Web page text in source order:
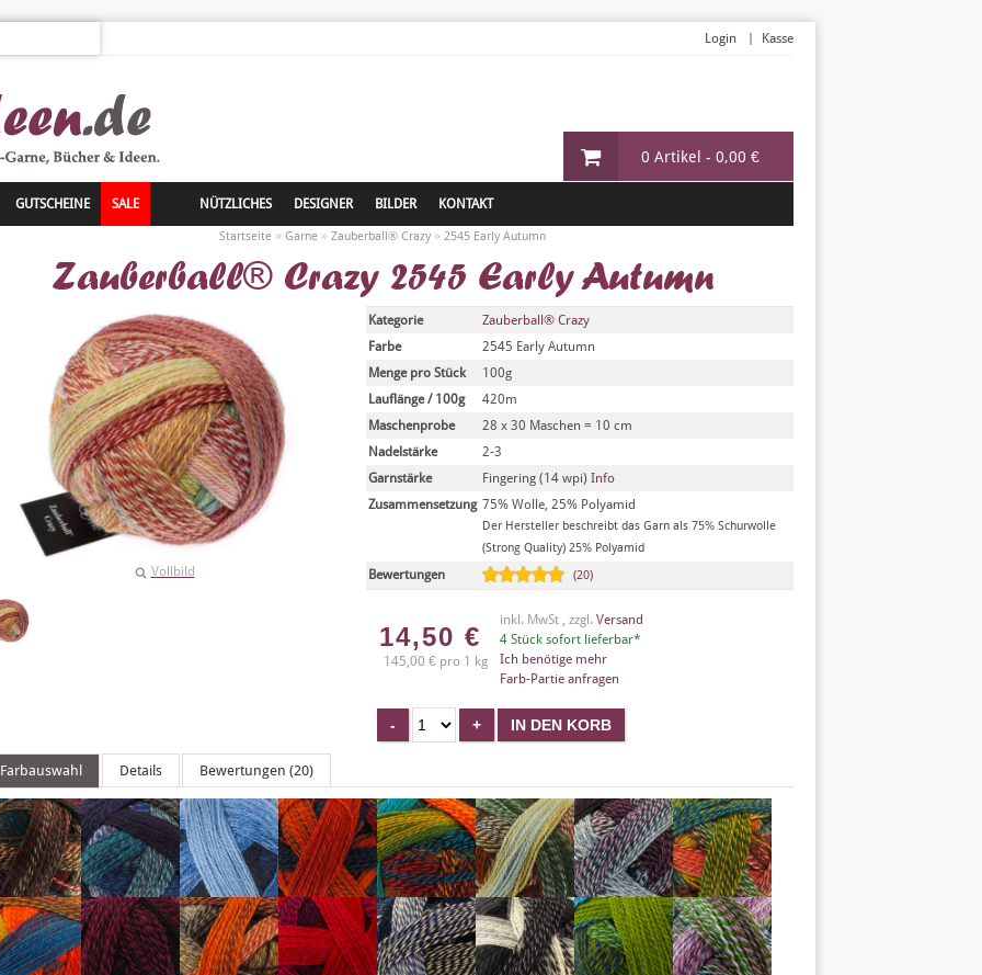
0 Artikel - 0,00 €
Login Kasse
GUTSCHEINE SALE NÜTZLICHES DESIGNER BILDER KONTAKT
Startseite » Garne » Zauberball® Crazy » 2545 Early Autumn
Zauberball® Crazy 2545 Early Autumn
Vollbild
Kategorie
Zauberball® Crazy
Farbe
2545 Early Autumn
Menge pro Stück
100g
Lauflänge / 100g
420m
Maschenprobe
28 x 30 Maschen = 10 cm
Nadelstärke
2-3
Garnstärke
Fingering (14 wpi) Info
Zusammensetzung 75% Wolle, 25% Polyamid
Der Hersteller beschreibt das Garn als 75% Schurwolle
(Strong Quality) 25% Polyamid
Bewertungen (20)
14,50 €
145,00 € pro 1 kg
inkl. MwSt , zzgl. Versand
4 Stück sofort lieferbar*
Ich benötige mehr
Farb-Partie anfragen
Farbauswahl Details Bewertungen (20)